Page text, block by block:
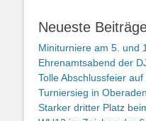
Neueste
Miniturniere am 5. und
Ehrenamtsabend der
Tolle Abschlussfeier
Turniersieg in Oberaden
Starker dritter Platz